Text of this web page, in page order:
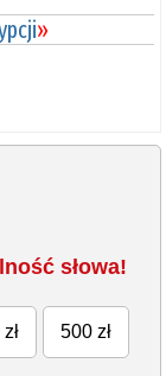
»
słowa!
500 zł